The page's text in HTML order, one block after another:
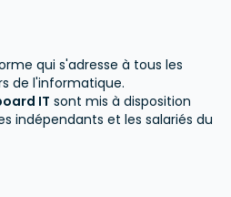
qui s'adresse à tous les
de l'informatique.
IT sont mis à disposition
indépendants et les salariés du